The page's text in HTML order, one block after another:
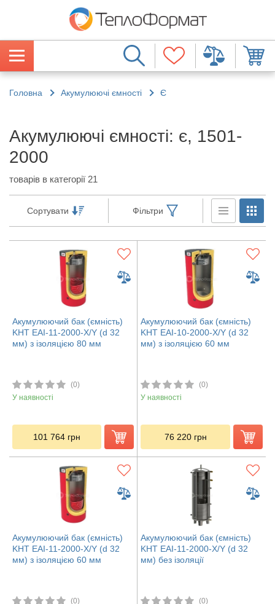
Головна Акумулюючі ємності Є
Акумулюючі ємності: є, 1501-
2000
товарів в категорії 21
Сортувати Фільтри
Акумулюючий бак (ємність)
KHT EAI-11-2000-X/Y (d 32
мм) з ізоляцією 80 мм
(0)
У наявності
101 764 грн
Акумулюючий бак (ємність)
KHT EAI-10-2000-X/Y (d 32
мм) з ізоляцією 60 мм
(0)
У наявності
76 220 грн
Акумулюючий бак (ємність)
KHT EAI-11-2000-X/Y (d 32
мм) з ізоляцією 60 мм
(0)
Акумулюючий бак (ємність)
KHT EAI-11-2000-X/Y (d 32
мм) без ізоляції
(0)